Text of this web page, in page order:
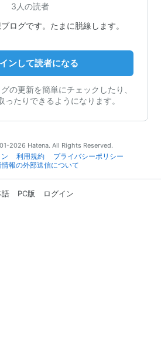
3人の読者
ログです。たまに脱線します。
ンして読者になる
の更新を簡単にチェックしたり、
ったりできるようになります。
2026 Hatena. All Rights Reserved.
利用規約
プライバシーポリシー
情報の外部送信について
語 PC版 ログイン